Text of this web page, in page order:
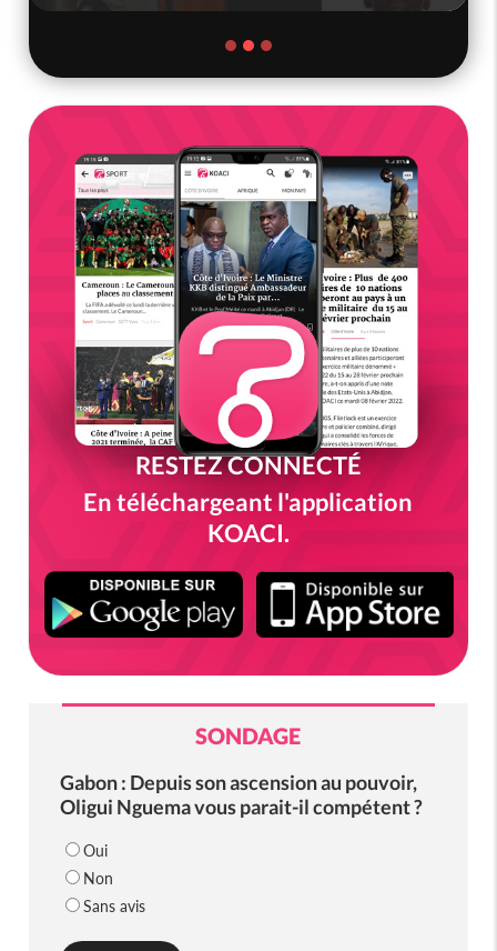
RESTEZ CONNECTÉ
En téléchargeant l'application
KOACI.
SONDAGE
Gabon : Depuis son ascension au pouvoir,
Oligui Nguema vous parait-il compétent ?
Oui
Non
Sans avis